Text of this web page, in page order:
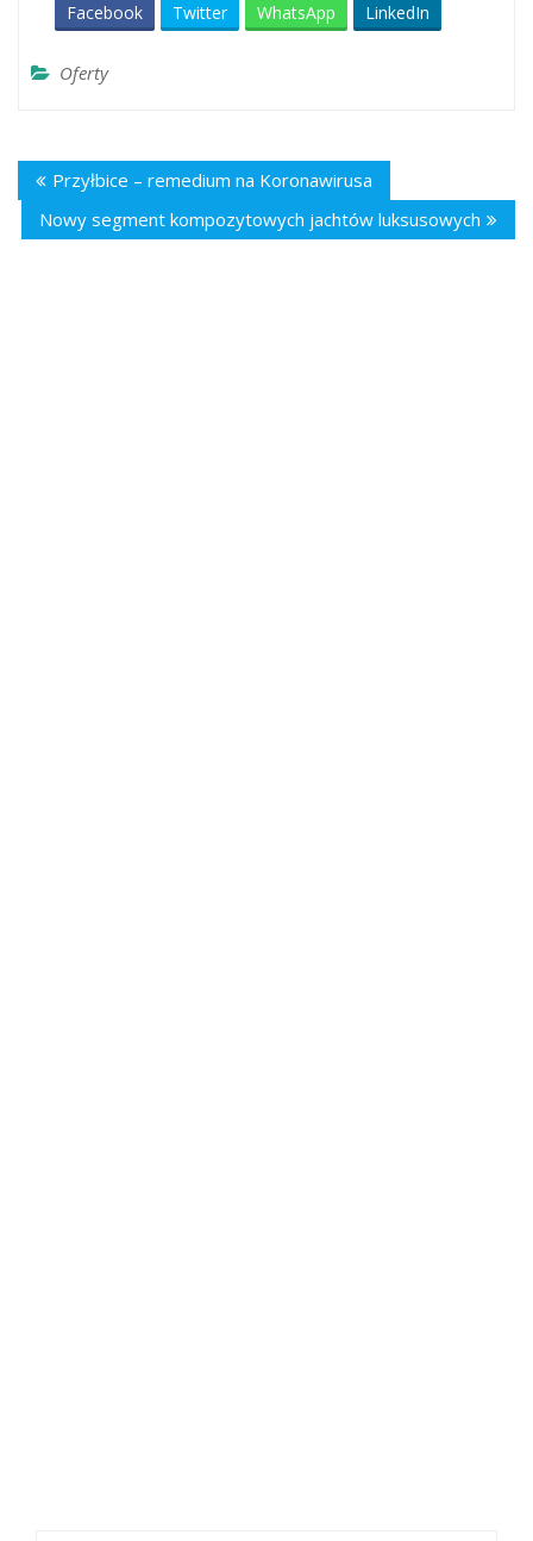
Facebook Twitter WhatsApp LinkedIn
Oferty
Przyłbice – remedium na Koronawirusa
Nowy segment kompozytowych jachtów luksusowych